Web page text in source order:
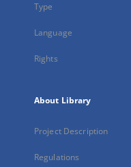
Type
Language
Rights
About Library
Project Description
Regulations